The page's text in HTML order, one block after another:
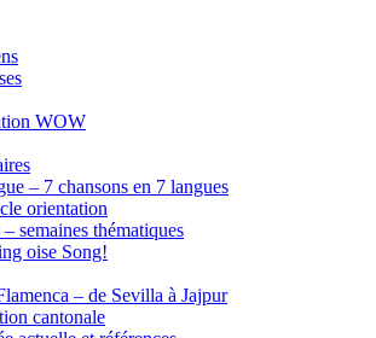
WOW
– 7 chansons en 7 langues
orientation
semaines thématiques
oise Song!
– de Sevilla à Jajpur
cantonale